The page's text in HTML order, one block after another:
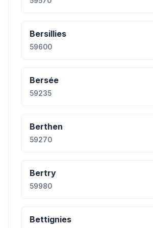
Bersillies
59600
Bersée
59235
Berthen
59270
Bertry
59980
Bettignies